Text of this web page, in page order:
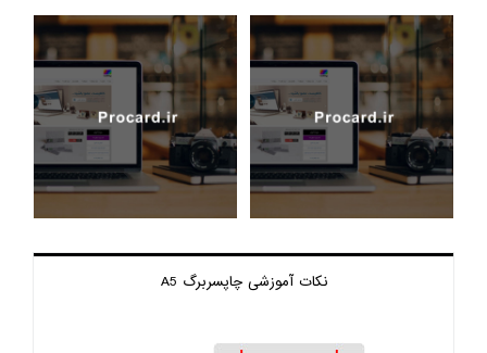
نکات آموزشی چاپسربرگ A5